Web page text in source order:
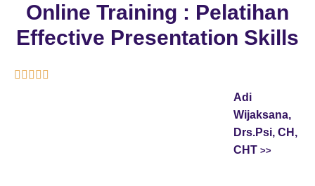
Online Training : Pelatihan
Effective Presentation Skills
    
Adi
Wijaksana,
Drs.Psi, CH,
CHT